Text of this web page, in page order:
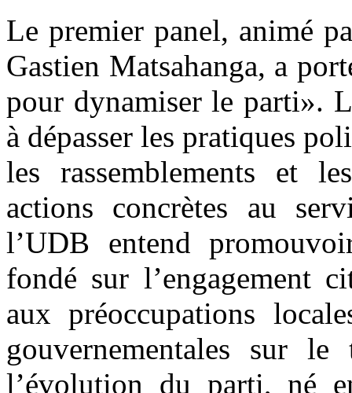
Le premier panel, animé
Gastien Matsahanga, a
pour dynamiser le parti».
à dépasser les pratiques
les rassemblements et
actions concrètes au
l’UDB entend
fondé sur l’engagement
aux préoccupations
gouvernementales sur
l’évolution du parti, né